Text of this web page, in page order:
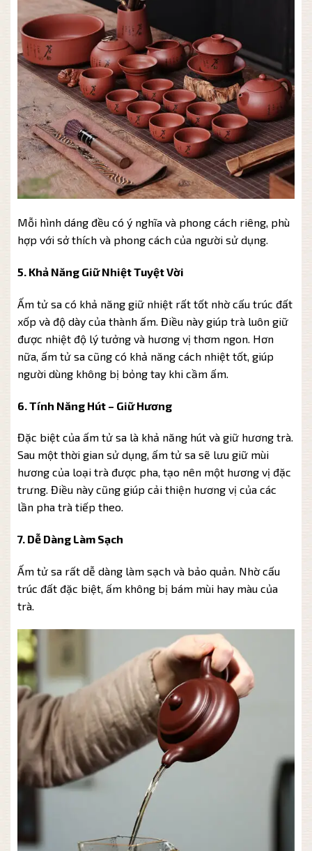
Mỗi hình dáng đều có ý nghĩa và phong cách riêng, phù
hợp với sở thích và phong cách của người sử dụng.
5. Khả Năng Giữ Nhiệt Tuyệt Vời
Ấm tử sa có khả năng giữ nhiệt rất tốt nhờ cấu trúc đất
xốp và độ dày của thành ấm. Điều này giúp trà luôn giữ
được nhiệt độ lý tưởng và hương vị thơm ngon. Hơn
nữa, ấm tử sa cũng có khả năng cách nhiệt tốt, giúp
người dùng không bị bỏng tay khi cầm ấm.
6. Tính Năng Hút – Giữ Hương
Đặc biệt của ấm tử sa là khả năng hút và giữ hương trà.
Sau một thời gian sử dụng, ấm tử sa sẽ lưu giữ mùi
hương của loại trà được pha, tạo nên một hương vị đặc
trưng. Điều này cũng giúp cải thiện hương vị của các
lần pha trà tiếp theo.
7. Dễ Dàng Làm Sạch
Ấm tử sa rất dễ dàng làm sạch và bảo quản. Nhờ cấu
trúc đất đặc biệt, ấm không bị bám mùi hay màu của
trà.